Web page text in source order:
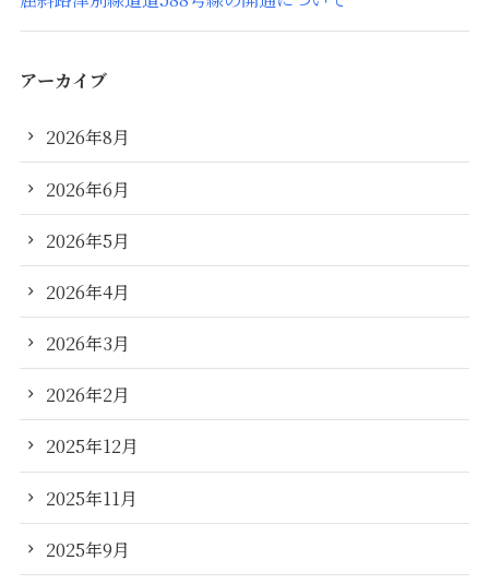
アーカイブ
2026年8月
2026年6月
2026年5月
2026年4月
2026年3月
2026年2月
2025年12月
2025年11月
2025年9月